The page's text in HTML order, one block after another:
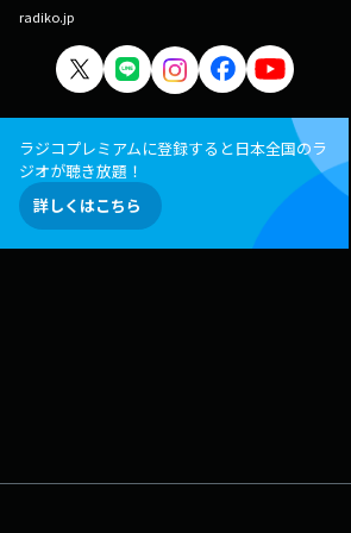
radiko.jp
ラジコプレミアムに登録すると日本全国のラ
ジオが聴き放題！
詳しくはこちら